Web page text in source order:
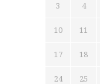
3 4
10 11
17 18
24 25